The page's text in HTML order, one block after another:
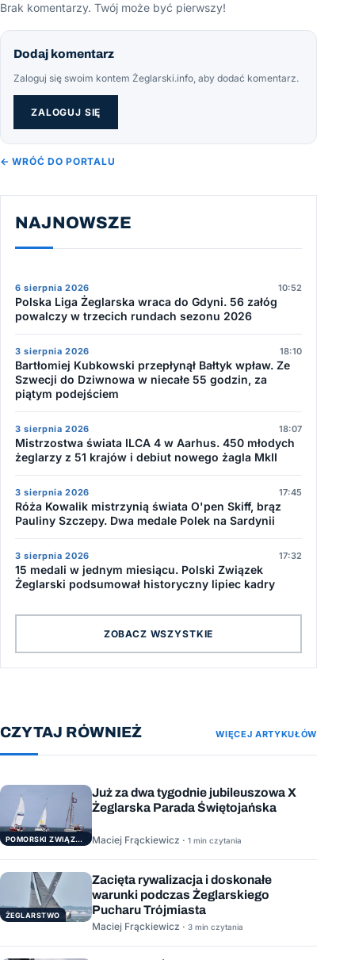
Brak komentarzy. Twój może być pierwszy!
Dodaj komentarz
Zaloguj się swoim kontem Żeglarski.info, aby dodać komentarz.
ZALOGUJ SIĘ
← WRÓĆ DO PORTALU
NAJNOWSZE
6 sierpnia 2026 10:52
Polska Liga Żeglarska wraca do Gdyni. 56 załóg
powalczy w trzecich rundach sezonu 2026
3 sierpnia 2026 18:10
Bartłomiej Kubkowski przepłynął Bałtyk wpław. Ze
Szwecji do Dziwnowa w niecałe 55 godzin, za
piątym podejściem
3 sierpnia 2026 18:07
Mistrzostwa świata ILCA 4 w Aarhus. 450 młodych
żeglarzy z 51 krajów i debiut nowego żagla MkII
3 sierpnia 2026 17:45
Róża Kowalik mistrzynią świata O'pen Skiff, brąz
Pauliny Szczepy. Dwa medale Polek na Sardynii
3 sierpnia 2026 17:32
15 medali w jednym miesiącu. Polski Związek
Żeglarski podsumował historyczny lipiec kadry
ZOBACZ WSZYSTKIE
CZYTAJ RÓWNIEŻ WIĘCEJ ARTYKUŁÓW
POMORSKI ZWIĄZEK ŻEGLARSKI
Już za dwa tygodnie jubileuszowa X
Żeglarska Parada Świętojańska
Maciej Frąckiewicz · 1 min czytania
ŻEGLARSTWO
Zacięta rywalizacja i doskonałe
warunki podczas Żeglarskiego
Pucharu Trójmiasta
Maciej Frąckiewicz · 3 min czytania